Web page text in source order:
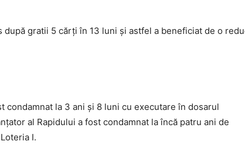
după gratii 5 cărţi în 13 luni şi astfel a beneficiat de o
condamnat la 3 ani și 8 luni cu executare în dosarul
al Rapidului a fost condamnat la încă patru ani de
I.